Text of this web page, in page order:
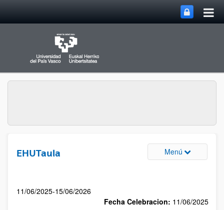
EHUTaula Menú
11/06/2025-15/06/2026
Fecha Celebracion: 11/06/2025